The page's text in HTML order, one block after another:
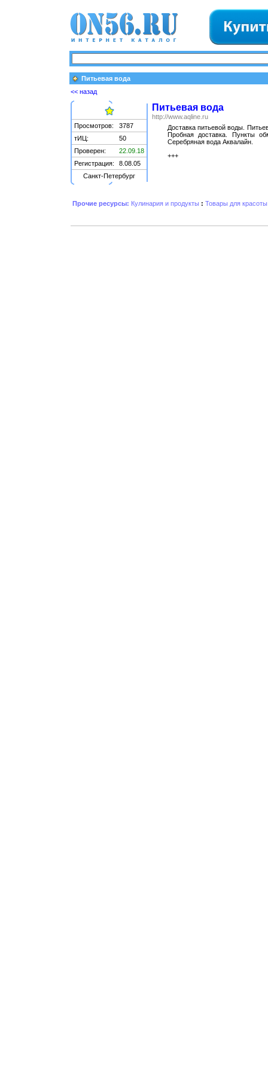
Питьевая вода
<< назад
Просмотров:
3787
тИЦ:
50
Проверен:
22.09.18
Регистрация:
8.08.05
Санкт-Петербург
Питьевая вода
http://www.aqline.ru
Доставка питьевой воды.
Пробная доставка. Пункты
Серебряная вода Аквалайн.
+++
Прочие ресурсы: Кулинария и продукты : Товары для